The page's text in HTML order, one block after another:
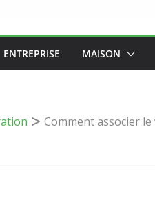
ENTREPRISE MAISON
Comment associer